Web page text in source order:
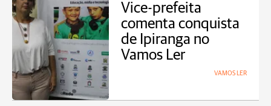
Vice-prefeita
comenta conquista
de Ipiranga no
Vamos Ler
VAMOS LER